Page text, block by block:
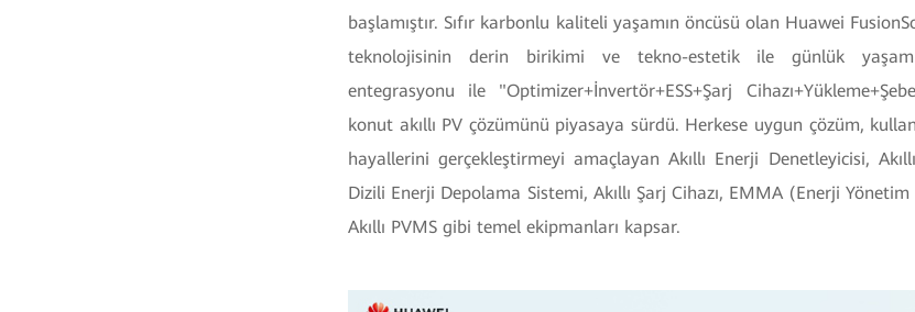
başlamıştır. Sıfır karbonlu kaliteli yaşamın öncüsü olan Huawei
teknolojisinin derin birikimi ve tekno-estetik ile günlük yaşam
entegrasyonu ile "Optimizer+İnvertör+ESS+Şarj
konut akıllı PV çözümünü piyasaya sürdü. Herkese uygun çözüm,
hayallerini gerçekleştirmeyi amaçlayan Akıllı Enerji Denetleyicisi,
Dizili Enerji Depolama Sistemi, Akıllı Şarj Cihazı, EMMA (Enerji Yönetim
Akıllı PVMS gibi temel ekipmanları kapsar.